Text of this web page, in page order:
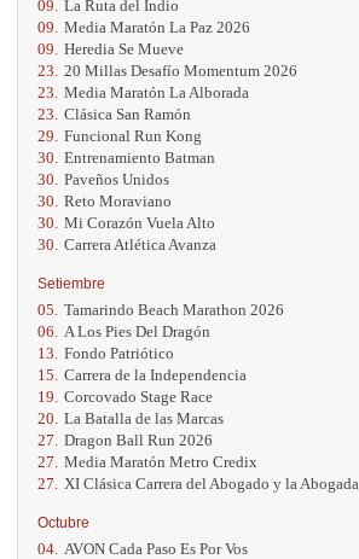
09. La Ruta del Indio
09. Media Maratón La Paz 2026
09. Heredia Se Mueve
23. 20 Millas Desafío Momentum 2026
23. Media Maratón La Alborada
23. Clásica San Ramón
29. Funcional Run Kong
30. Entrenamiento Batman
30. Paveños Unidos
30. Reto Moraviano
30. Mi Corazón Vuela Alto
30. Carrera Atlética Avanza
Setiembre
05. Tamarindo Beach Marathon 2026
06.
A Los Pies Del Dragón
13. Fondo Patriótico
15. Carrera de la Independencia
19. Corcovado Stage Race
20. La Batalla de las Marcas
27. Dragon Ball Run 2026
27. Media Maratón Metro Credix
27.
XI Clásica Carrera del Abogado y la Abogada
Octubre
04. AVON Cada Paso Es Por Vos